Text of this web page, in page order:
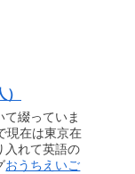
綴っていま
現在は東京在
入れて英語の
おうちえいご